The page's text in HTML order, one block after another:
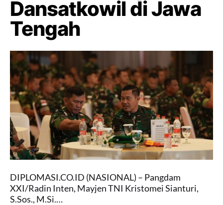
Dansatkowil di Jawa
Tengah
DIPLOMASI.CO.ID (NASIONAL) – Pangdam
XXI/Radin Inten, Mayjen TNI Kristomei Sianturi,
S.Sos., M.Si.…